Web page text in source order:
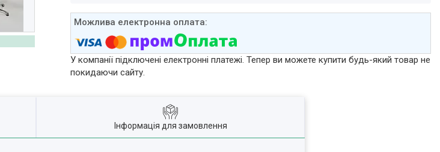
У компанії підключені електронні платежі. Тепер ви можете купити будь-який товар не
покидаючи сайту.
Інформація для замовлення